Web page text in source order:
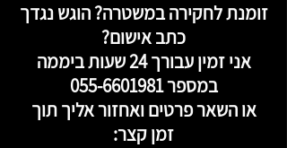
זומנת לחקירה במשטרה? הוגש נגדך
כתב אישום?
אני זמין עבורך 24 שעות ביממה
במספר055-6601981
או השאר פרטים ואחזור אליך תוך
זמן קצר: